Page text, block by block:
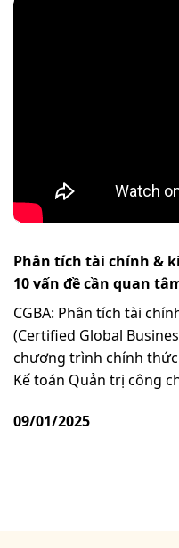
Phân tích tài chính &
10 vấn đề cần quan
CGBA: Phân tích tài
(Certified Global
chương trình chính
Kế toán Quản trị công
09/01/2025